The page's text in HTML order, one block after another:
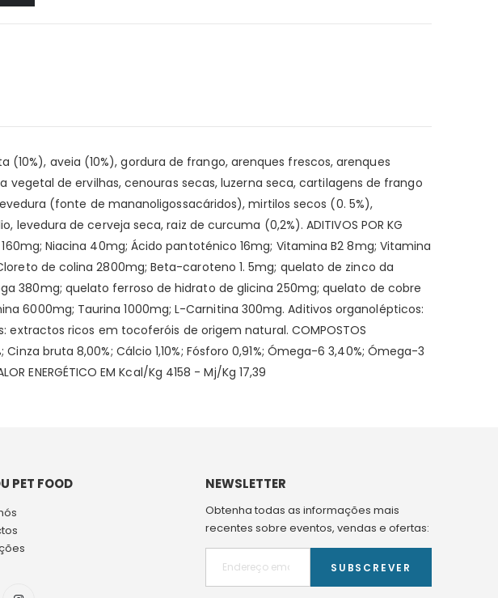
(10%), aveia (10%), gordura de frango, arenques frescos, arenques
de ervilhas, cenouras secas, luzerna seca, cartilagens de frango
(fonte de mananoligossacáridos), mirtilos secos (0. 5%),
de cerveja seca, raiz de curcuma (0,2%). ADITIVOS POR KG
Niacina 40mg; Ácido pantoténico 16mg; Vitamina B2 8mg; Vitamina
de colina 2800mg; Beta-caroteno 1. 5mg; quelato de zinco da
380mg; quelato ferroso de hidrato de glicina 250mg; quelato de cobre
6000mg; Taurina 1000mg; L-Carnitina 300mg. Aditivos organolépticos:
ricos em tocoferóis de origem natural. COMPOSTOS
bruta 8,00%; Cálcio 1,10%; Fósforo 0,91%; Ómega-6 3,40%; Ómega-3
ENERGÉTICO EM Kcal/Kg 4158 - Mj/Kg 17,39
PET FOOD NEWSLETTER
Obtenha todas as informações mais
recentes sobre eventos, vendas e ofertas:
SUBSCREVER